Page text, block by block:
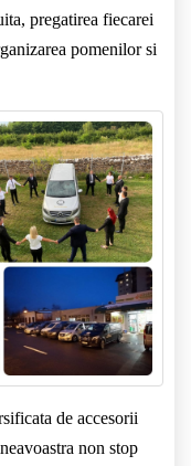
pregatirea fiecarei
pomenilor si
de accesorii
non stop